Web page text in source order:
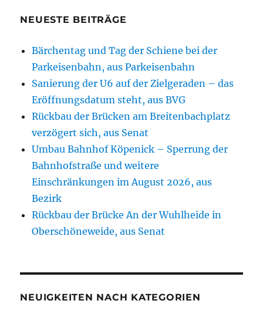
NEUESTE BEITRÄGE
Bärchentag und Tag der Schiene bei der
Parkeisenbahn, aus Parkeisenbahn
Sanierung der U6 auf der Zielgeraden – das
Eröffnungsdatum steht, aus BVG
Rückbau der Brücken am Breitenbachplatz
verzögert sich, aus Senat
Umbau Bahnhof Köpenick – Sperrung der
Bahnhofstraße und weitere
Einschränkungen im August 2026, aus
Bezirk
Rückbau der Brücke An der Wuhlheide in
Oberschöneweide, aus Senat
NEUIGKEITEN NACH KATEGORIEN